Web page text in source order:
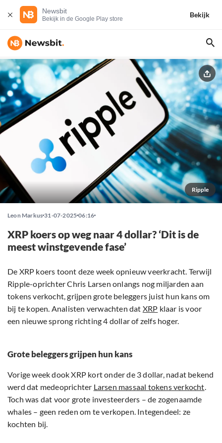
Newsbit
Bekijk in de Google Play store
Bekijk
Ripple
Leon Markus 31-07-2025 06:16
XRP koers op weg naar 4 dollar? ‘Dit is de
meest winstgevende fase’
De XRP koers toont deze week opnieuw veerkracht. Terwijl
Ripple-oprichter Chris Larsen onlangs nog miljarden aan
tokens verkocht, grijpen grote beleggers juist hun kans om
bij te kopen. Analisten verwachten dat XRP klaar is voor
een nieuwe sprong richting 4 dollar of zelfs hoger.
Grote beleggers grijpen hun kans
Vorige week dook XRP kort onder de 3 dollar, nadat bekend
werd dat medeoprichter Larsen massaal tokens verkocht.
Toch was dat voor grote investeerders – de zogenaamde
whales – geen reden om te verkopen. Integendeel: ze
kochten bij.